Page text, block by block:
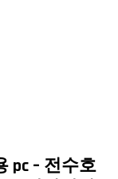
pc – 전수호